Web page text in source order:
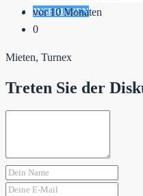
INSERIEREN
vor 10 Monaten
0
Mieten, Turnex
Treten Sie der